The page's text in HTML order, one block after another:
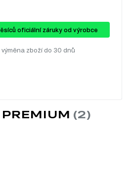
oficiální záruky od výrobce
zboží do 30 dnů